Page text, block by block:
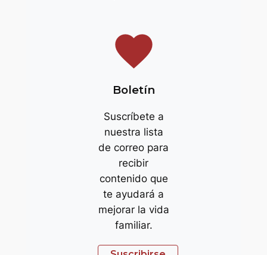
favorite
Boletín
Suscríbete a
nuestra lista
de correo para
recibir
contenido que
te ayudará a
mejorar la vida
familiar.